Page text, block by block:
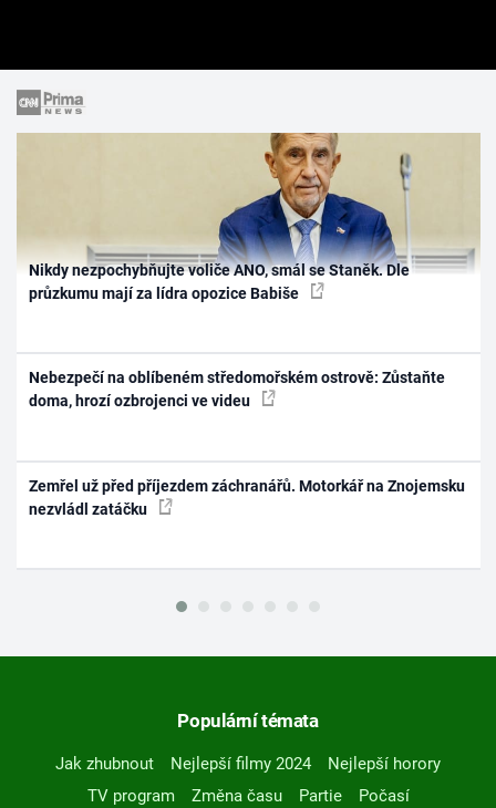
Nikdy nezpochybňujte voliče ANO, smál se Staněk. Dle
průzkumu mají za lídra opozice Babiše
Nebezpečí na oblíbeném středomořském ostrově: Zůstaňte
doma, hrozí ozbrojenci ve videu
Zemřel už před příjezdem záchranářů. Motorkář na Znojemsku
nezvládl zatáčku
Populární témata
Jak zhubnout Nejlepší filmy 2024
Nejlepší horory
TV program
Změna času Partie
Počasí